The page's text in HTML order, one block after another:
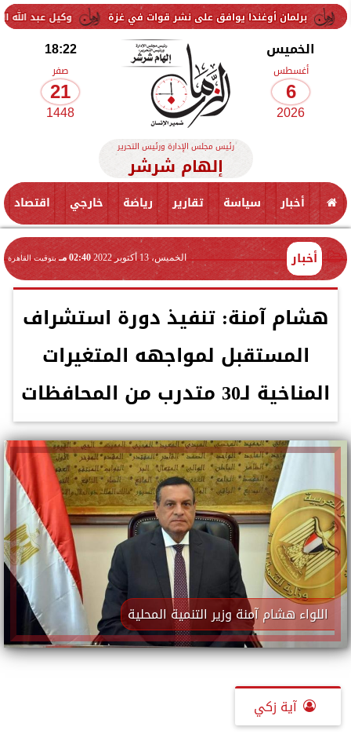
وكيل عبد الله السعيد: لم أوغندا يوافق على نشر قوات في غزة
الخميس
أغسطس
6
2026
18:22
صفر
21
1448
رئيس مجلس الإدارة ورئيس التحرير
إلهام شرشر
أخبار سياسة تقارير رياضة خارجي اقتصاد
أخبار الخميس، 13 أكتوبر 2022 02:40 مـ بتوقيت القاهرة
هشام آمنة: تنفيذ دورة استشراف
المستقبل لمواجهه المتغيرات
المناخية لـ30 متدرب من المحافظات
اللواء هشام آمنة وزير التنمية المحلية
آية زكي